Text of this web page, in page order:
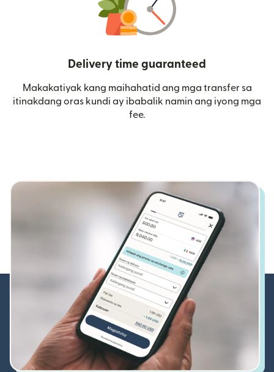
Delivery time guaranteed
Makakatiyak kang maihahatid ang mga transfer sa
itinakdang oras kundi ay ibabalik namin ang iyong mga
fee.